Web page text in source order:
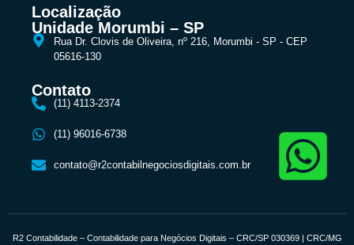
Localização
Unidade Morumbi – SP
Rua Dr. Clovis de Oliveira, nº 216, Morumbi - SP - CEP
05616-130
Contato
(11) 4113-2374
(11) 96016-6738
contato@r2contabilnegociosdigitais.com.br
R2 Contabilidade – Contabilidade para Negócios Digitais – CRC/SP 030369 | CRC/MG